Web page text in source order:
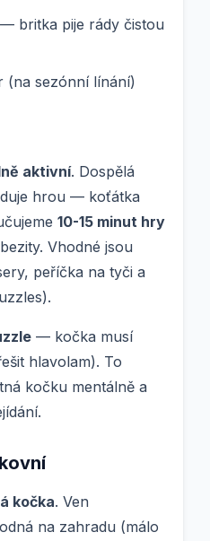
britka pije rády čistou
(na sezónní línání)
aktivní. Dospělá
hrou — koťátka
10-15 minut hry
Vhodné jsou
peříčka na tyči a
— kočka musí
hlavolam). To
kočku mentálně a
kočka. Ven
na zahradu (málo